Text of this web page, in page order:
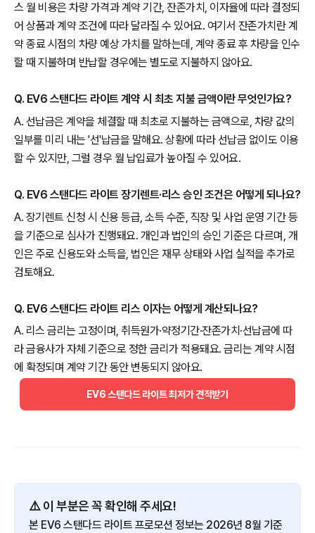
스 월 비용은 차량 가격과 계약 기간, 잔존가치, 이자율에 따라 결정되
어 상품과 계약 조건에 따라 달라질 수 있어요. 여기서 잔존가치란 계
약 종료 시점의 차량 예상 가치를 말하는데, 계약 종료 후 차량을 인수
할 때 지불하며 반납할 경우에는 별도로 지불하지 않아요.
Q. EV6 스탠다드 라이트 계약 시 최초 지불 금액이란 무엇인가요?
A. 선납금은 계약을 체결할 때 최초로 지불하는 금액으로, 차량 값의
일부를 미리 내는 '선'납금을 말해요. 상황에 따라 선납금 없이도 이용
할 수 있지만, 그럴 경우 월 납입료가 높아질 수 있어요.
Q. EV6 스탠다드 라이트 장기렌트·리스 승인 조건은 어떻게 되나요?
A. 장기렌트 신청 시 신용 등급, 소득 수준, 직장 및 사업 운영 기간 등
을 기준으로 심사가 진행돼요. 개인과 법인의 승인 기준은 다르며, 개
인은 주로 신용도와 소득을, 법인은 재무 상태와 사업 실적을 추가로
검토해요.
Q. EV6 스탠다드 라이트 리스 이자는 어떻게 계산되나요?
A. 리스 금리는 고정이며, 취득원가·약정기간·잔존가치·선납금에 따
라 금융사가 자체 기준으로 정한 금리가 적용돼요. 금리는 계약 시점
에 확정되며 계약 기간 동안 변동되지 않아요.
EV6 스탠다드 라이트 최저가 견적받기
⚠️ 이 부분은 꼭 확인해 주세요!
본 EV6 스탠다드 라이트 프로모션 정보는 2026년 8월 기준